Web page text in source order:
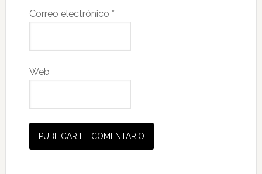
Correo electrónico *
Web